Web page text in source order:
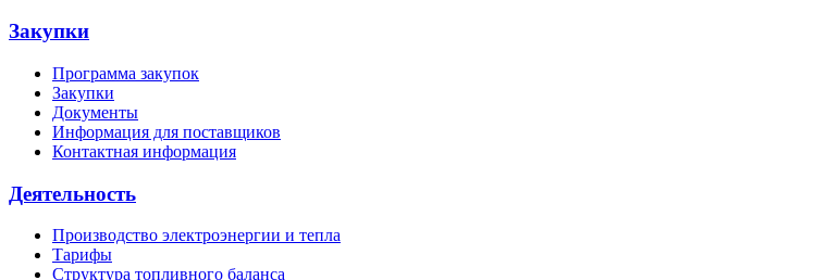
Закупки
Программа закупок
Закупки
Документы
Информация для поставщиков
Контактная информация
Деятельность
Производство электроэнергии и тепла
Тарифы
Структура топливного баланса